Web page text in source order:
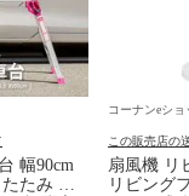
幅90cm
たみ す
コーナンeショ
この販売店の
扇風機 リ
リビング